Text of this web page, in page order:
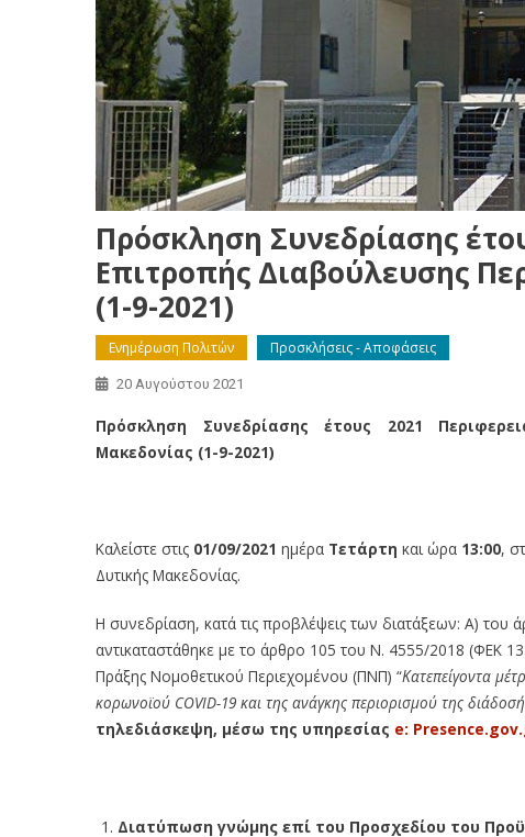
Πρόσκληση Συνεδρίασης
Επιτροπής Διαβούλευσης
(1-9-2021)
Ενημέρωση Πολιτών Προσκλήσεις - Αποφάσεις
20 Αυγούστου 2021
Πρόσκληση Συνεδρίασης έτους 2021
Μακεδονίας (1-9-2021)
Καλείστε στις 01/09/2021 ημέρα Τετάρτη και ώρα 13:00,
Δυτικής Μακεδονίας.
Η συνεδρίαση, κατά τις προβλέψεις των διατάξεων: Α)
αντικαταστάθηκε με το άρθρο 105 του Ν. 4555/2018 (ΦΕΚ
Πράξης Νομοθετικού Περιεχομένου (ΠΝΠ) “Κατεπείγοντα
κορωνοϊού COVID-19 και της ανάγκης περιορισμού της
τηλεδιάσκεψη, μέσω της υπηρεσίας e:
Διατύπωση γνώμης επί του Προσχεδίου του